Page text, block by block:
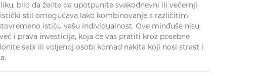
bilo da želite da upotpunite svakodnevni ili večernji
stil omogućava lako kombinovanje s različitim
ističu vašu individualnost. Ove minđuše nisu
i prava investicija, koja će vas pratiti kroz posebne
sebi ili voljenoj osobi komad nakita koji nosi strast i